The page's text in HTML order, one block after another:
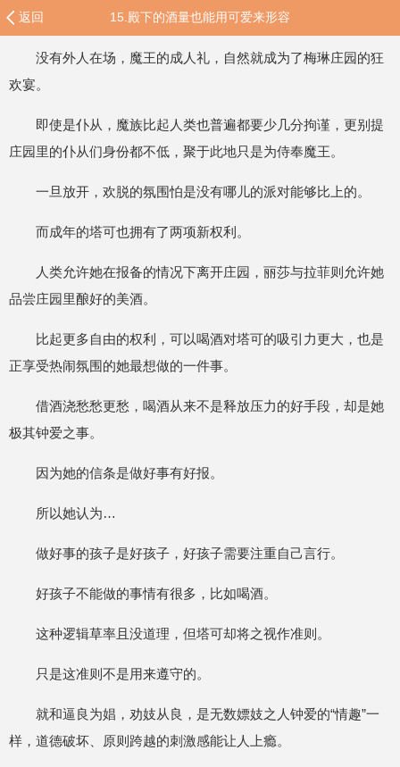
返回 15.殿下的酒量也能用可爱来形容
没有外人在场，魔王的成人礼，自然就成为了梅琳庄园的狂
欢宴。
即使是仆从，魔族比起人类也普遍都要少几分拘谨，更别提
庄园里的仆从们身份都不低，聚于此地只是为侍奉魔王。
一旦放开，欢脱的氛围怕是没有哪儿的派对能够比上的。
而成年的塔可也拥有了两项新权利。
人类允许她在报备的情况下离开庄园，丽莎与拉菲则允许她
品尝庄园里酿好的美酒。
比起更多自由的权利，可以喝酒对塔可的吸引力更大，也是
正享受热闹氛围的她最想做的一件事。
借酒浇愁愁更愁，喝酒从来不是释放压力的好手段，却是她
极其钟爱之事。
因为她的信条是做好事有好报。
所以她认为…
做好事的孩子是好孩子，好孩子需要注重自己言行。
好孩子不能做的事情有很多，比如喝酒。
这种逻辑草率且没道理，但塔可却将之视作准则。
只是这准则不是用来遵守的。
就和逼良为娼，劝妓从良，是无数嫖妓之人钟爱的“情趣”一
样，道德破坏、原则跨越的刺激感能让人上瘾。